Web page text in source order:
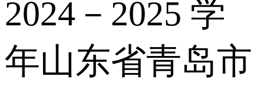
2024－2025 学
年山东省青岛市